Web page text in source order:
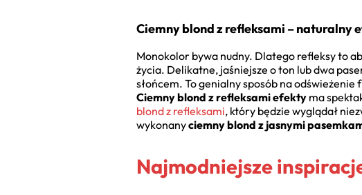
Ciemny blond z refleksami – naturalny
Monokolor bywa nudny. Dlatego refleksy to
życia. Delikatne, jaśniejsze o ton lub dwa
słońcem. To genialny sposób na
Ciemny blond z refleksami efekty ma
blond z refleksami, który będzie wyglądał
wykonanyciemny blond z jasnymi
Najmodniejsze